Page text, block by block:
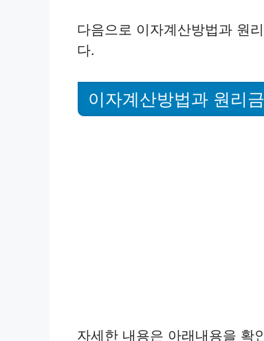
다음으로 이자계산방법과 원
다.
이자계산방법과 원리
자세한 내용은 아래내용을 확